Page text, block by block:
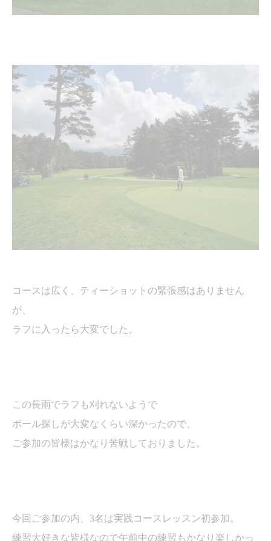
コースは広く、ティーショットの緊張感はありません
が、
ラフに入ったら大変でした。
この長雨でラフも刈れないようで
ボール探しが大変なくらい深かったので、
ご参加の皆様はかなり苦戦しておりました。
今回ご参加の内、 3名は実践コースレッスン初参加。
練習大好きな皆様なので午前中の練習もかなり楽しかっ